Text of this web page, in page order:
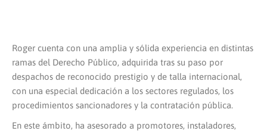
Roger cuenta con una amplia y sólida experiencia en distintas
ramas del Derecho Público, adquirida tras su paso por
despachos de reconocido prestigio y de talla internacional,
con una especial dedicación a los sectores regulados, los
procedimientos sancionadores y la contratación pública.
En este ámbito, ha asesorado a promotores, instaladores,